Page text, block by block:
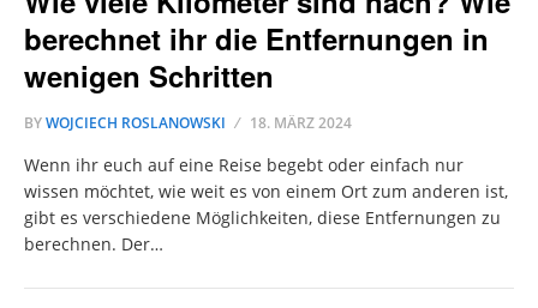
berechnet ihr die Entfernungen in
wenigen Schritten
BYWOJCIECH ROSLANOWSKI 18. MÄRZ 2024
Wenn ihr euch auf eine Reise begebt oder einfach nur
wissen möchtet, wie weit es von einem Ort zum anderen ist,
gibt es verschiedene Möglichkeiten, diese Entfernungen zu
berechnen. Der…